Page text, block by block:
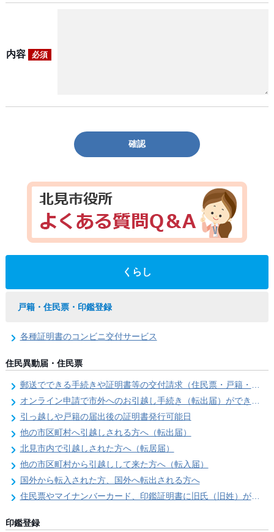
内容 必須
確認
くらし
戸籍・住民票・印鑑登録
各種証明書のコンビニ交付サービス
住民異動届・住民票
郵送でできる手続きや証明書等の交付請求（住民票・戸籍・国民年金関係）
オンライン申請で市外へのお引越し手続き（転出届）ができます
引っ越しや戸籍の届出後の証明書発行可能日
他の市区町村へ引越しされる方へ（転出届）
北見市内で引越しされた方へ（転居届）
他の市区町村から引越しして来た方へ（転入届）
国外から転入された方、国外へ転出される方へ
住民票やマイナンバーカード、印鑑証明書に旧氏（旧姓）が併記できるようになりました！
印鑑登録